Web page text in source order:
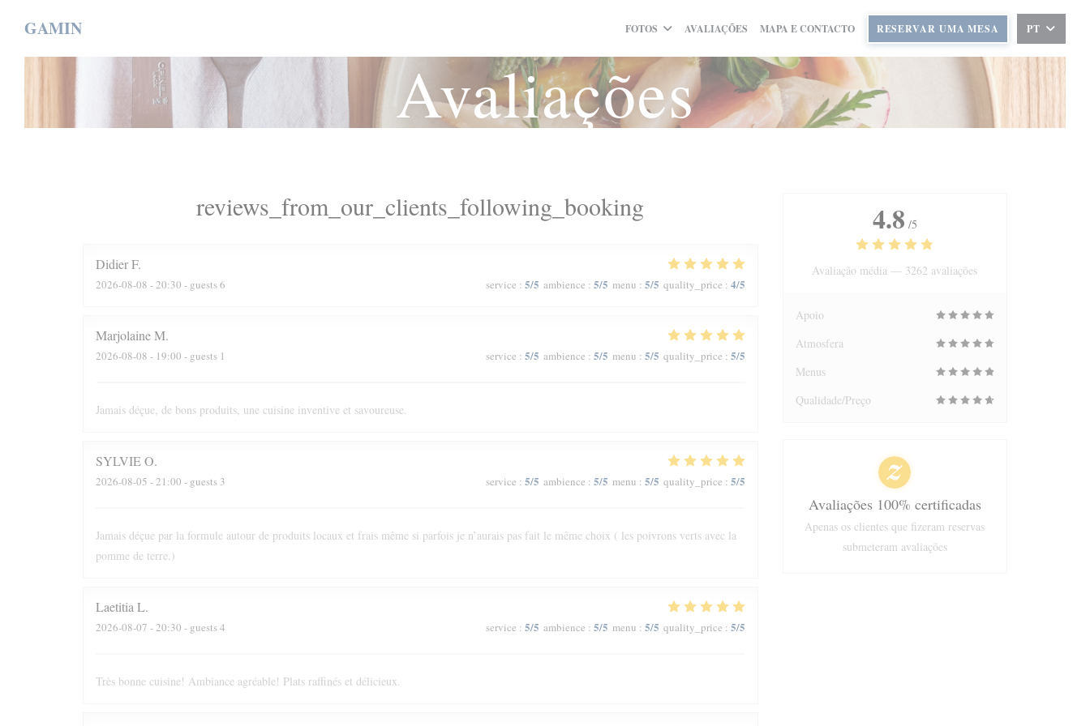
GAMIN FOTOS AVALIAÇÕES MAPA E CONTACTO RESERVAR UMA MESA PT
Avaliações
reviews_from_our_clients_following_booking
DidierF
2026-08-08 - 20:30 - guests 6 service : 5/5 ambience : 5/5 menu : 5/5 quality_price : 4/5
MarjolaineM
2026-08-08 - 19:00 - guests 1 service : 5/5 ambience : 5/5 menu : 5/5 quality_price : 5/5
Jamais déçue, de bons produits, une cuisine inventive et savoureuse.
SYLVIEO
2026-08-05 - 21:00 - guests 3 service : 5/5 ambience : 5/5 menu : 5/5 quality_price : 5/5
Jamais déçue par la formule autour de produits locaux et frais même si parfois je n’aurais pas fait le même choix ( les poivrons verts avec la
pomme de terre.)
Laetitia L
2026-08-07 - 20:30 - guests 4 service : 5/5 ambience : 5/5 menu : 5/5 quality_price : 5/5
Très bonne cuisine! Ambiance agréable! Plats raffinés et délicieux.
4.8 /5
Avaliação média — 3262 avaliações
Apoio
Atmosfera
Menus
Qualidade/Preço
Avaliações 100% certificadas
Apenas os clientes que fizeram reservas
submeteram avaliações